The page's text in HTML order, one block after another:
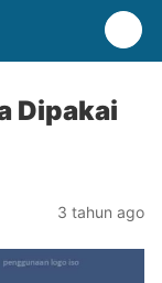
Dipakai
3 tahun ago